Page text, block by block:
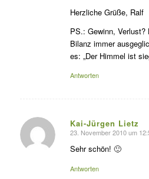
Herzliche Grüße, Ralf
PS.: Gewinn,
Bilanz immer
es: „Der Himmel ist
Antworten
Kai-Jürgen Lietz
s
agte:
23. November 2010 um
Sehr schön! 🙂
Antworten